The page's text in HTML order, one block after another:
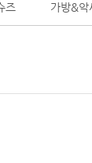
즈 가방&악